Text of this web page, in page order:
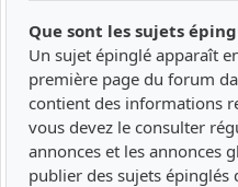
Que sont les sujets
Un sujet épinglé apparaît
première page du forum
contient des informations
vous devez le consulter
annonces et les annonces
publier des sujets épinglés